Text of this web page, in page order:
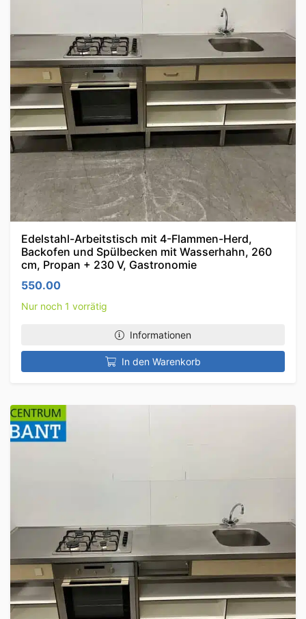
Edelstahl-Arbeitstisch mit 4-Flammen-Herd,
Backofen und Spülbecken mit Wasserhahn, 260
cm, Propan + 230 V, Gastronomie
550.00
Nur noch 1 vorrätig
Informationen
In den Warenkorb